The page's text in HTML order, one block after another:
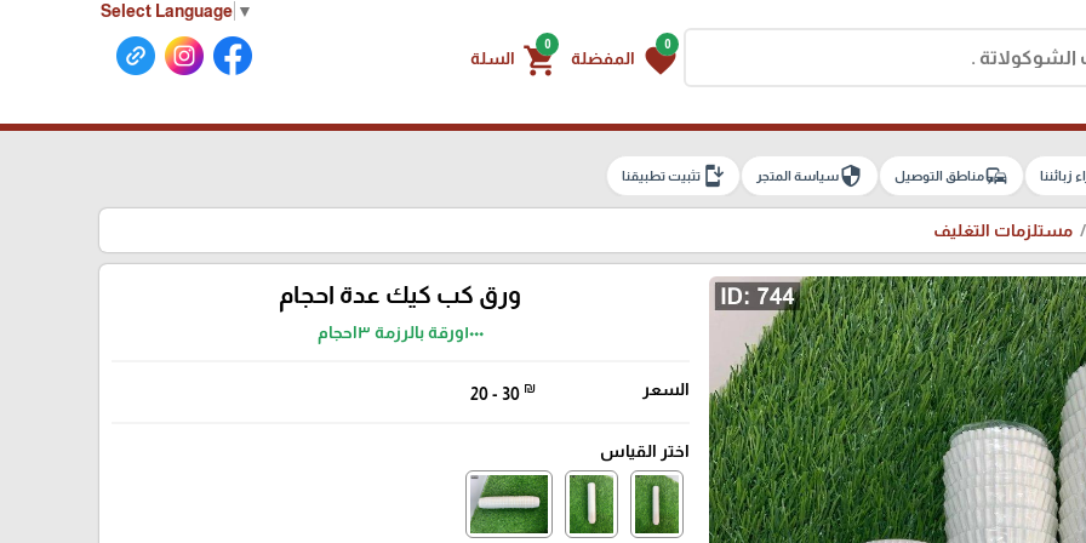
Select Language ▼
0
favorite المفضلة
0
shopping_cart السلة
زبائننا commuteمناطق التوصيل securityسياسة المتجر install_mobileتثبيت تطبيقنا
مستلزمات التغليف
ورق كب كيك عدة احجام
١٠٠٠ورقة بالرزمة ٣احجام
السعر 20 - 30 ₪
اختر القياس